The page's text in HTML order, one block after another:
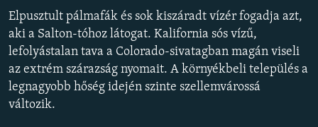
keresésre
NER15
SZABADON
TÁRSADALOM
DEMOKRÁCIA
A PÉNZ NYOMÁBAN
Elpusztult pálmafák és sok kiszáradt vízér fogadja azt,
aki a Salton-tóhoz látogat. Kalifornia sós vízű,
lefolyástalan tava a Colorado-sivatagban magán viseli
az extrém szárazság nyomait. A környékbeli település a
legnagyobb hőség idején szinte szellemvárossá
változik.
Feliratkozás